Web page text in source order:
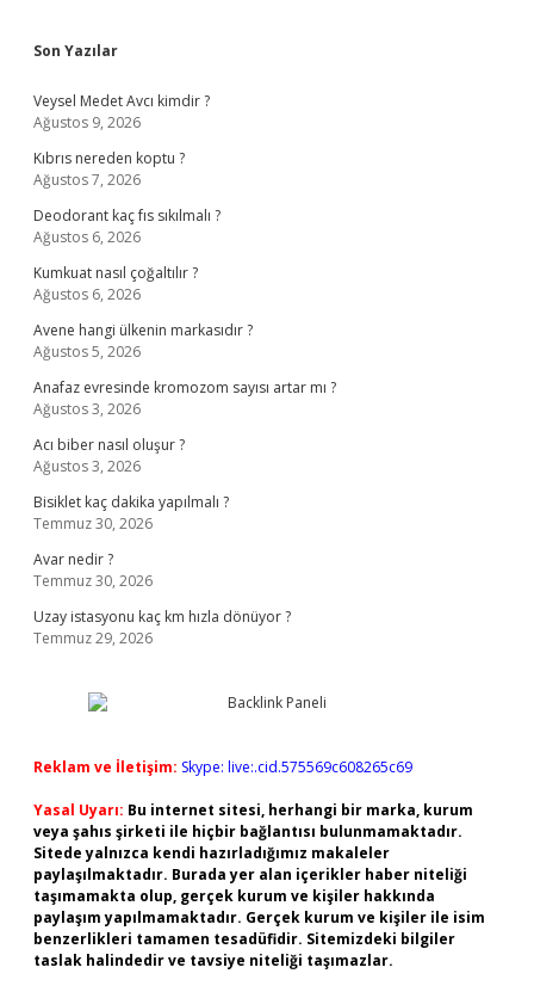
Sidebar
Son Yazılar
Veysel Medet Avcı kimdir ?
Ağustos 9, 2026
Kıbrıs nereden koptu ?
Ağustos 7, 2026
Deodorant kaç fıs sıkılmalı ?
Ağustos 6, 2026
Kumkuat nasıl çoğaltılır ?
Ağustos 6, 2026
Avene hangi ülkenin markasıdır ?
Ağustos 5, 2026
Anafaz evresinde kromozom sayısı artar mı ?
Ağustos 3, 2026
Acı biber nasıl oluşur ?
Ağustos 3, 2026
Bisiklet kaç dakika yapılmalı ?
Temmuz 30, 2026
Avar nedir ?
Temmuz 30, 2026
Uzay istasyonu kaç km hızla dönüyor ?
Temmuz 29, 2026
Reklam ve İletişim: Skype: live:.cid.575569c608265c69
Yasal Uyarı: Bu internet sitesi, herhangi bir marka, kurum
veya şahıs şirketi ile hiçbir bağlantısı bulunmamaktadır.
Sitede yalnızca kendi hazırladığımız makaleler
paylaşılmaktadır. Burada yer alan içerikler haber niteliği
taşımamakta olup, gerçek kurum ve kişiler hakkında
paylaşım yapılmamaktadır. Gerçek kurum ve kişiler ile isim
benzerlikleri tamamen tesadüfidir. Sitemizdeki bilgiler
taslak halindedir ve tavsiye niteliği taşımazlar.